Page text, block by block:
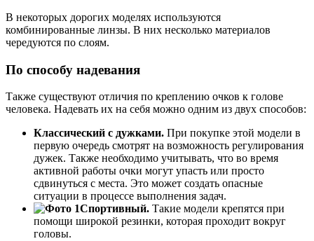
В некоторых дорогих моделях используются
комбинированные линзы. В них несколько материалов
чередуются по слоям.
По способу надевания
Также существуют отличия по креплению очков к голове
человека. Надевать их на себя можно одним из двух способов:
Классический с дужками. При покупке этой модели в
первую очередь смотрят на возможность регулирования
дужек. Также необходимо учитывать, что во время
активной работы очки могут упасть или просто
сдвинуться с места. Это может создать опасные
ситуации в процессе выполнения задач.
Спортивный. Такие модели крепятся при
помощи широкой резинки, которая проходит вокруг
головы.